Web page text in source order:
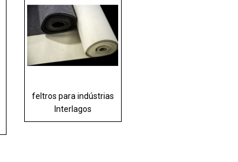
feltros para indústrias
Interlagos